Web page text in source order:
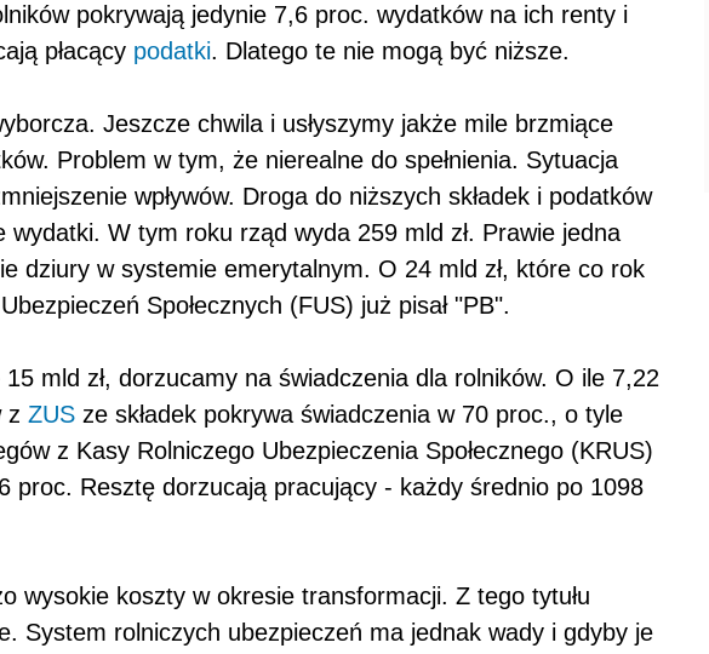
pokrywają jedynie 7,6 proc. wydatków na ich renty i
płacący podatki. Dlatego te nie mogą być niższe.
Jeszcze chwila i usłyszymy jakże mile brzmiące
Problem w tym, że nierealne do spełnienia. Sytuacja
wpływów. Droga do niższych składek i podatków
wydatki. W tym roku rząd wyda 259 mld zł. Prawie jedna
dziury w systemie emerytalnym. O 24 mld zł, które co rok
Społecznych (FUS) już pisał "PB".
mld zł, dorzucamy na świadczenia dla rolników. O ile 7,22
z ZUS ze składek pokrywa świadczenia w 70 proc., o tyle
z Kasy Rolniczego Ubezpieczenia Społecznego (KRUS)
proc. Resztę dorzucają pracujący - każdy średnio po 1098
wysokie koszty w okresie transformacji. Z tego tytułu
System rolniczych ubezpieczeń ma jednak wady i gdyby je